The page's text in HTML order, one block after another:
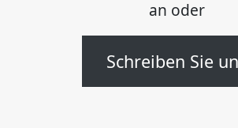
an oder
Schreiben Sie